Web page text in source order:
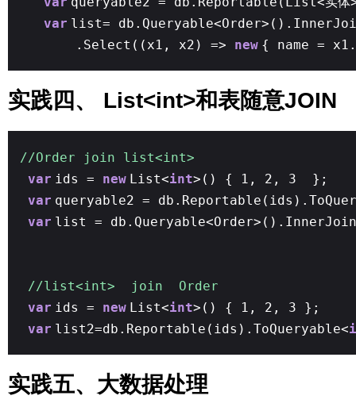
var list=
.Select((x1, x2) => new { name =
实践四、 List<int>和表随意JOIN
//Order join list<int>
var ids = new List<int>() { 1, 2, 3 };
var queryable2 =
var list =
//list<int> join Order
var ids = new List<int>() { 1, 2, 3 };
var list2=db.Reportable(ids).ToQueryable<
实践五、大数据处理